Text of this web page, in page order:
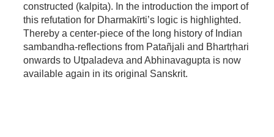
constructed (kalpita). In the introduction the import of
this refutation for Dharmakīrti’s logic is highlighted.
Thereby a center-piece of the long history of Indian
sambandha-reflections from Patañjali and Bhartṛhari
onwards to Utpaladeva and Abhinavagupta is now
available again in its original Sanskrit.